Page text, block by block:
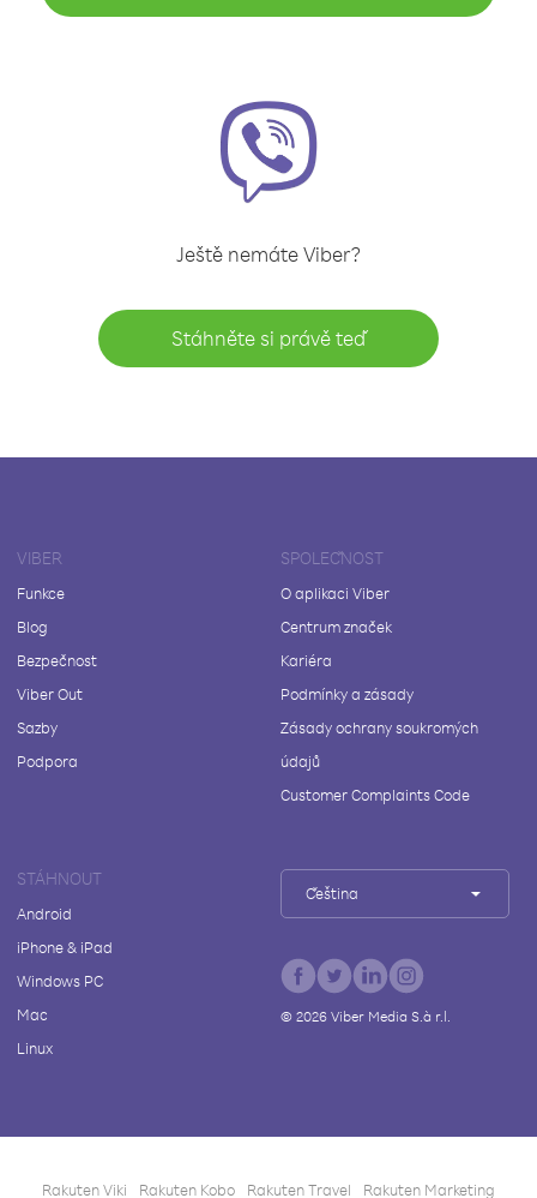
Ještě nemáte Viber?
Stáhněte si právě teď
VIBER
Funkce
Blog
Bezpečnost
Viber Out
Sazby
Podpora
SPOLEČNOST
O aplikaci Viber
Centrum značek
Kariéra
Podmínky a zásady
Zásady ochrany soukromých
údajů
Customer Complaints Code
STÁHNOUT
Android
iPhone & iPad
Windows PC
Mac
Linux
Čeština
© 2026Viber Media S.à r.l.
Rakuten Viki Rakuten Kobo Rakuten Travel Rakuten Marketing